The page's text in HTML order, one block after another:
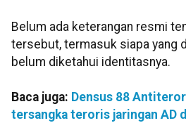
Belum ada keterangan resmi
tersebut, termasuk siapa yang
belum diketahui identitasnya.
Baca juga: Densus 88
tersangka teroris jaringan AD